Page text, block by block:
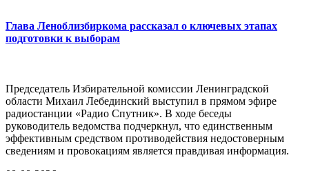
Глава Леноблизбиркома рассказал о ключевых этапах
подготовки к выборам
Председатель Избирательной комиссии Ленинградской
области Михаил Лебединский выступил в прямом эфире
радиостанции «Радио Спутник». В ходе беседы
руководитель ведомства подчеркнул, что единственным
эффективным средством противодействия недостоверным
сведениям и провокациям является правдивая информация.